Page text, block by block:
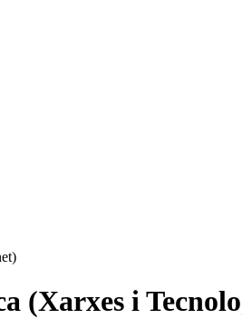
(Xarxes i